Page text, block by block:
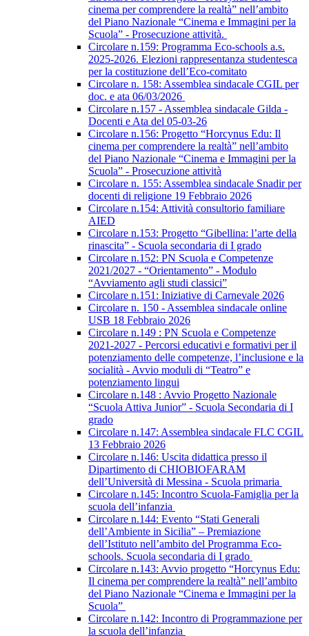
cinema per comprendere la realtà” nell’ambito
del Piano Nazionale “Cinema e Immagini per la
Scuola” - Prosecuzione attività.
Circolare n.159: Programma Eco-schools a.s.
2025-2026. Elezioni rappresentanza studentesca
per la costituzione dell’Eco-comitato
Circolare n. 158: Assemblea sindacale CGIL per
doc. e ata 06/03/2026
Circolare n.157 - Assemblea sindacale Gilda -
Docenti e Ata del 05-03-26
Circolare n.156: Progetto “Horcynus Edu: Il
cinema per comprendere la realtà” nell’ambito
del Piano Nazionale “Cinema e Immagini per la
Scuola” - Prosecuzione attività
Circolare n. 155: Assemblea sindacale Snadir per
docenti di religione 19 Febbraio 2026
Circolare n.154: Attività consultorio familiare
AIED
Circolare n.153: Progetto “Gibellina: l’arte della
rinascita” - Scuola secondaria di I grado
Circolare n.152: PN Scuola e Competenze
2021/2027 - “Orientamento” - Modulo
“Avviamento agli studi classici”
Circolare n.151: Iniziative di Carnevale 2026
Circolare n. 150 - Assemblea sindacale online
USB 18 Febbraio 2026
Circolare n.149 : PN Scuola e Competenze
2021-2027 - Percorsi educativi e formativi per il
potenziamento delle competenze, l’inclusione e la
socialità - Avvio moduli di “Teatro” e
potenziamento lingui
Circolare n.148 : Avvio Progetto Nazionale
“Scuola Attiva Junior” - Scuola Secondaria di I
grado
Circolare n.147: Assemblea sindacale FLC CGIL
13 Febbraio 2026
Circolare n.146: Uscita didattica presso il
Dipartimento di CHIOBIOFARAM
dell’Università di Messina - Scuola primaria
Circolare n.145: Incontro Scuola-Famiglia per la
scuola dell’infanzia
Circolare n.144: Evento “Stati Generali
dell’Ambiente in Sicilia” – Premiazione
dell’Istituto nell’ambito del Programma Eco-
schools. Scuola secondaria di I grado
Circolare n.143: Avvio progetto “Horcynus Edu:
Il cinema per comprendere la realtà” nell’ambito
del Piano Nazionale “Cinema e Immagini per la
Scuola”
Circolare n.142: Incontro di Programmazione per
la scuola dell’infanzia